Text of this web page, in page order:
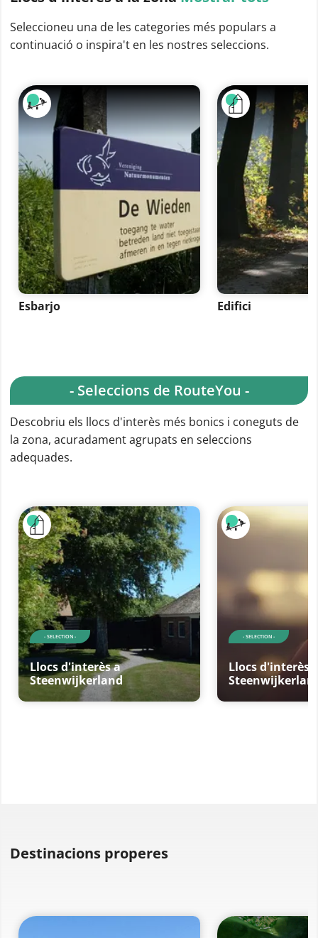
Seleccioneu una de les categories més populars a
continuació o inspira't en les nostres seleccions.
Esbarjo Edifici
- Seleccions de RouteYou -
Descobriu els llocs d'interès més bonics i coneguts de
la zona, acuradament agrupats en seleccions
adequades.
- SELECTION -
Llocs d'interès a
Steenwijkerland
- SELECTION -
Llocs d'interès
Destinacions properes